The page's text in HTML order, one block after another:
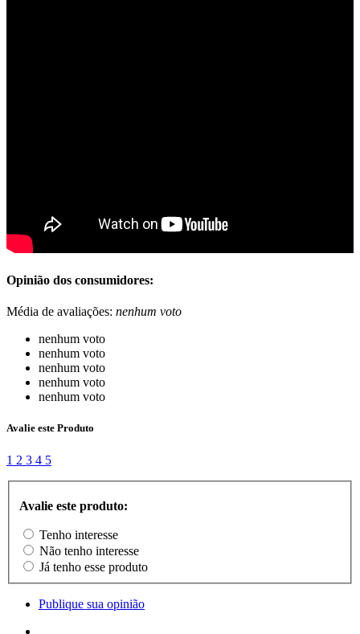
Opinião dos consumidores:
Média de avaliações: nenhum voto
nenhum voto
nenhum voto
nenhum voto
nenhum voto
nenhum voto
Avalie este Produto
1 2 3 4 5
Avalie este produto:
Tenho interesse
Não tenho interesse
Já tenho esse produto
Publique sua opinião